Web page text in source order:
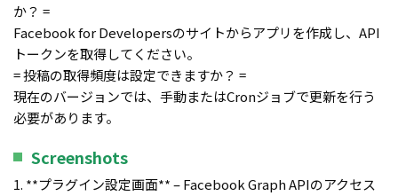
か？ =
Facebook for Developersのサイトからアプリを作成し、API
トークンを取得してください。
= 投稿の取得頻度は設定できますか？ =
現在のバージョンでは、手動またはCronジョブで更新を行う
必要があります。
Screenshots
1. **プラグイン設定画面** – Facebook Graph APIのアクセス